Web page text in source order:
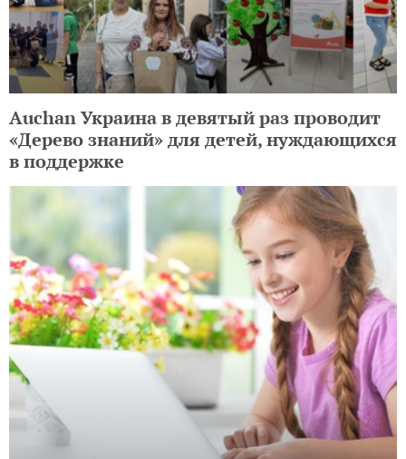
Auchan Украина в девятый раз проводит
«Дерево знаний» для детей, нуждающихся
в поддержке